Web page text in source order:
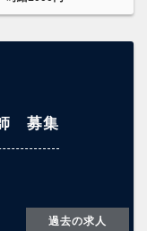
募集
過去の求人